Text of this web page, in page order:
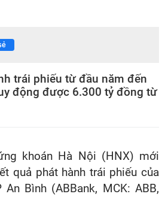
trái phiếu từ đầu năm đến
động được 6.300 tỷ đồng từ
khoán Hà Nội (HNX) mới
quả phát hành trái phiếu của
An Bình (ABBank, MCK: ABB,